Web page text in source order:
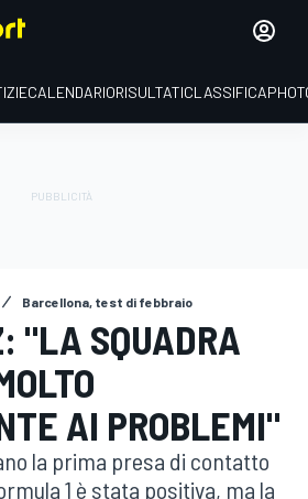
CALENDARIORISULTATICLASSIFICA
Barcellona, test di febbraio
"LA SQUADRA
AI PROBLEMI"
la prima presa di contatto
1 è stata positiva, ma la